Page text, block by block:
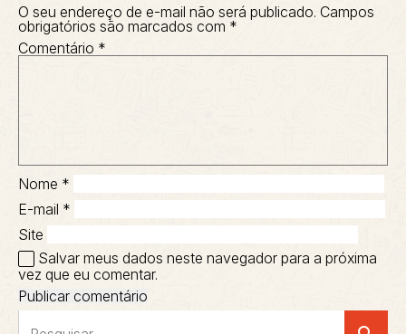
O seu endereço de e-mail não será publicado. Campos
obrigatórios são marcados com *
Comentário *
Nome *
E-mail *
Site
Salvar meus dados neste navegador para a próxima
vez que eu comentar.